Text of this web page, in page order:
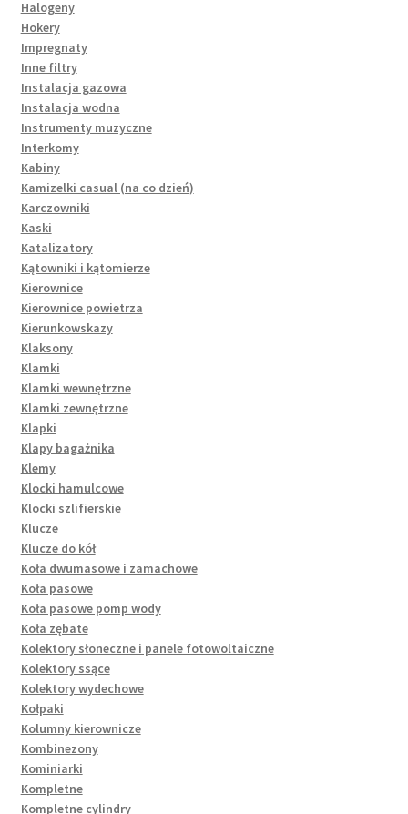
Halogeny
Hokery
Impregnaty
Inne filtry
Instalacja gazowa
Instalacja wodna
Instrumenty muzyczne
Interkomy
Kabiny
Kamizelki casual (na co dzień)
Karczowniki
Kaski
Katalizatory
Kątowniki i kątomierze
Kierownice
Kierownice powietrza
Kierunkowskazy
Klaksony
Klamki
Klamki wewnętrzne
Klamki zewnętrzne
Klapki
Klapy bagażnika
Klemy
Klocki hamulcowe
Klocki szlifierskie
Klucze
Klucze do kół
Koła dwumasowe i zamachowe
Koła pasowe
Koła pasowe pomp wody
Koła zębate
Kolektory słoneczne i panele fotowoltaiczne
Kolektory ssące
Kolektory wydechowe
Kołpaki
Kolumny kierownicze
Kombinezony
Kominiarki
Kompletne
Kompletne cylindry